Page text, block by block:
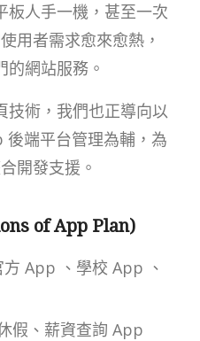
板人手一機，甚至一次
用者需求愈來愈熱，
的網站服務。
技術，我們也正導向以
端平台管理為輔，為
開發支援。
of App Plan)
App 、學校 App 、
假、薪資查詢 App